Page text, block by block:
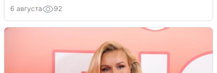
6 августа 92